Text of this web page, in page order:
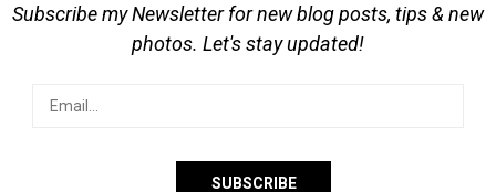
Subscribe my Newsletter for new blog posts, tips & new
photos. Let's stay updated!